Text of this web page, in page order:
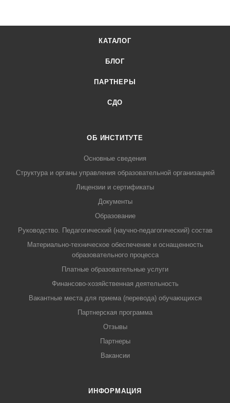
КАТАЛОГ
БЛОГ
ПАРТНЕРЫ
СДО
ОБ ИНСТИТУТЕ
Основные сведения
Структура и органы управления образовательной организацией
Лицензии и сертификаты
Документы
Образование
Руководство. Педагогический (научно-педагогический) состав
Материально-техническое обеспечение и оснащенность
образовательного процесса
Платные образовательные услуги
Финансово-хозяйственная деятельность
Вакантные места для приема (перевода) обучающихся
Партнерская программа
Отзывы
Партнеры
Вакансии
ИНФОРМАЦИЯ